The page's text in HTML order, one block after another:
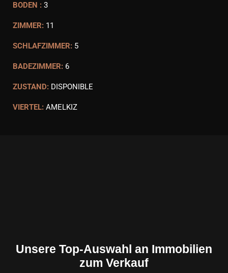
BODEN : 3
ZIMMER: 11
SCHLAFZIMMER: 5
BADEZIMMER: 6
ZUSTAND: DISPONIBLE
VIERTEL: AMELKIZ
Unsere Top-Auswahl an Immobilien
zum Verkauf